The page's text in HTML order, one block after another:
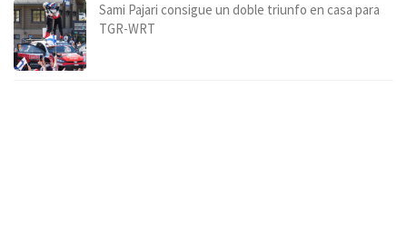
Sami Pajari consigue un doble triunfo en casa para
TGR-WRT